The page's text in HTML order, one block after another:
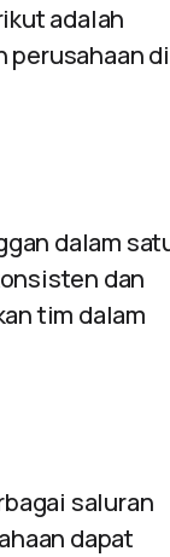
adalah
perusahaan di
dalam
dan
tim dalam
saluran
dapat